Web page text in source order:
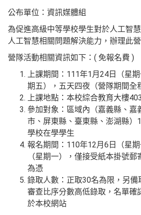
公布單位 ：資訊媒體組
為促進高級中等學校學生對於人工智
人工智慧相關問題解決能力，辦理此營
營隊活動相關資訊如下：( 免報名費 )
上課期間：111年1月24日（星
期五），五天四夜（營隊期間全
上課地點：本校綜合教育大樓
參加對象：區域內（嘉義縣、嘉
市、屏東縣、臺東縣、澎湖縣）
學校在學學生
報名期間：110年12月6日（星
（星期一），僅接受紙本掛號
為憑
錄取人數：正取30名為限，另
審查比序分數高低錄取，名單確
於本校網站